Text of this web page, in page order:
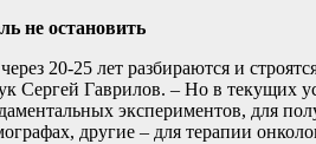
не остановить
20-25 лет разбираются и
Гаврилов. – Но в текущих
экспериментов, для
другие – для терапии